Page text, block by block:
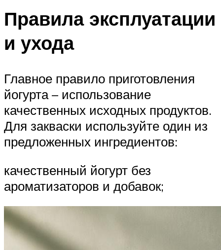
Правила эксплуатации
и ухода
Главное правило приготовления
йогурта – использование
качественных исходных продуктов.
Для закваски используйте один из
предложенных ингредиентов:
качественный йогурт без
ароматизаторов и добавок;